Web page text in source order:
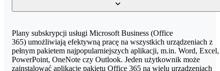
jednorazowa czynność i dotyczy utworzenia oraz konfiguracji
Pomoc Podstawowa
Usługa kierowana do małych i średnich firm. W jej skład wchodzą:
utworzenie listy użytkowników oraz ich haseł, przypisanie licencji
do użytkowników i nadanie im uprawnień oraz przypisanie
W ciągu ostatnich lat część licencji Microsoft 365 zmieniła swoje
nazwy. Oto lista obecnych nazw licencji z ich poprzednimi
wersjami:
Plany subskrypcji usługi Microsoft Business (Office
365) umożliwiają efektywną pracę na wszystkich urządzeniach z
pełnym pakietem najpopularniejszych aplikacji, m.in. Word, Excel,
PowerPoint, OneNote czy Outlook. Jeden użytkownik może
zainstalować aplikacje pakietu Office 365 na wielu urządzeniach